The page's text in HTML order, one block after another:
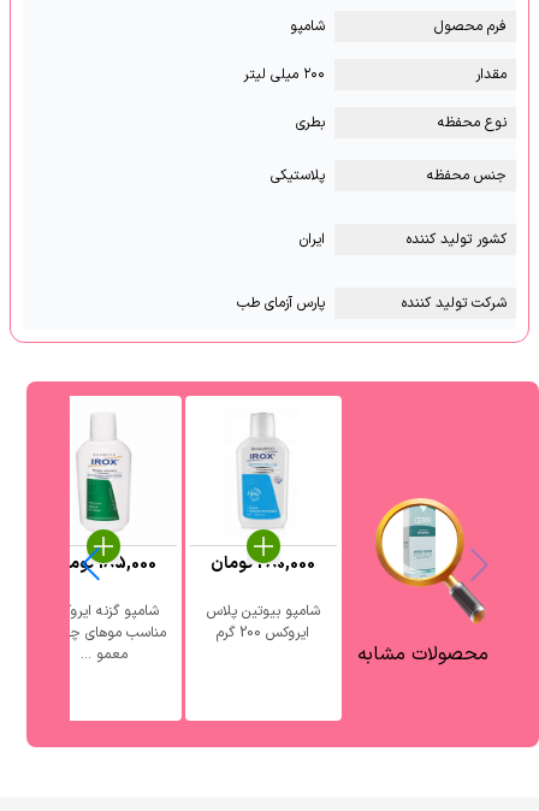
فرم محصول شامپو
مقدار ۲۰۰ میلی لیتر
نوع محفظه بطری
جنس محفظه پلاستیکی
کشور تولید کننده ایران
شرکت تولید کننده پارس آزمای طب
محصولات مشابه
شامپو بیوتین پلاس
ایروکس 200 گرم
280,000تومان
شامپو گزنه ایروکس
مناسب موهای چرب و
معمو ...
185,000تومان